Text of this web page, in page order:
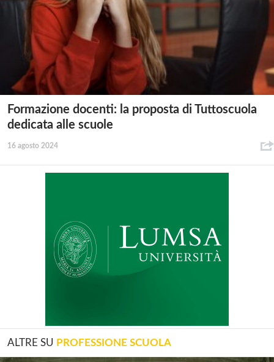
Formazione docenti: la proposta di Tuttoscuola
dedicata alle scuole
16 agosto 2024
ALTRE SU PROFESSIONE SCUOLA